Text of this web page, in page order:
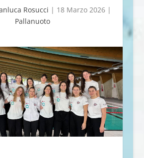
Rosucci | 18 Marzo 2026|
Pallanuoto